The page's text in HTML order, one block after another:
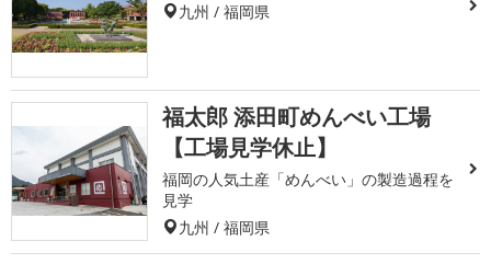
九州 / 福岡県
福太郎 添田町めんべい工場
【工場見学休止】
福岡の人気土産「めんべい」の製造過程を
見学
九州 / 福岡県